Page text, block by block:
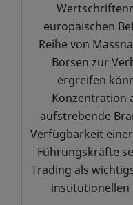
Als führende
Zentrum
Wir setzen
Liquidität zu
Innovationen
liefern,
begleiten
europäischen
Reihe von
Börsen zur
ergreifen
Konzentration
aufstrebende
Verfügbarkeit
Führungskräfte
Trading als
institutionellen